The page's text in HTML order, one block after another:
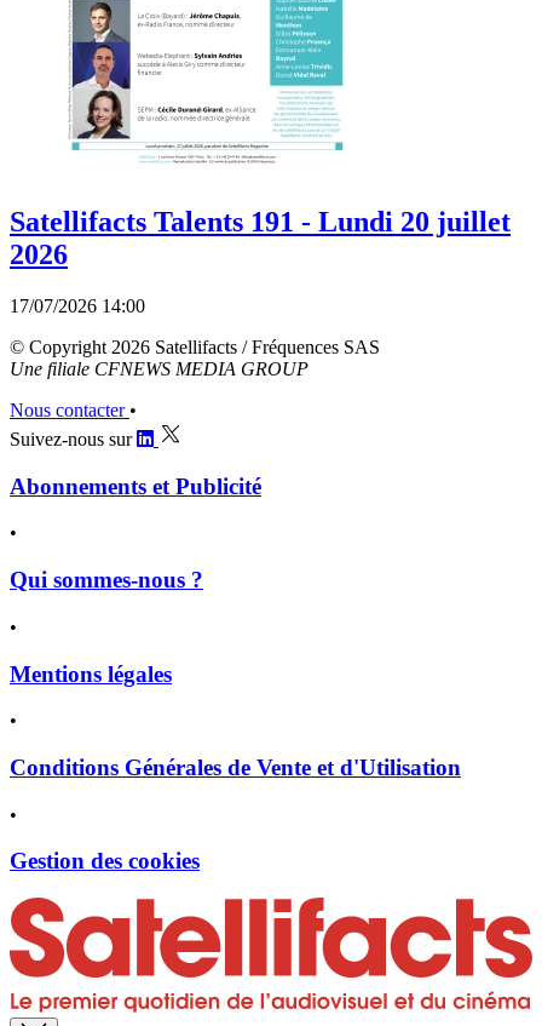
Satellifacts Talents 191 - Lundi 20 juillet
2026
17/07/2026 14:00
© Copyright 2026 Satellifacts / Fréquences SAS
Une filiale CFNEWS MEDIA GROUP
Nous contacter •
Suivez-nous sur
Abonnements et Publicité
•
Qui sommes-nous ?
•
Mentions légales
•
Conditions Générales de Vente et d'Utilisation
•
Gestion des cookies